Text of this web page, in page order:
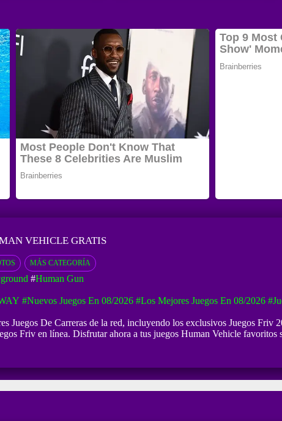
VEHICLE GRATIS
MÁS CATEGORÍA
#Human Gun
#Nuevos Juegos En 08/2026 #Los Mejores Juegos En 08/2026
Juegos De Carreras de la red, incluyendo los exclusivos Juegos
Friv en línea. Disfrutar ahora a tus juegos Human Vehicle